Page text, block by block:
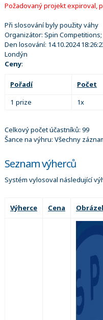
Požadovaný projekt expiroval,
Při slosování byly použity váhy
Organizátor: Spin
Den losování: 14.10.2024
Londýn
Ceny:
Pořadí Počet
1 prize
1x
Celkový počet účastníků: 99
Šance na výhru: Všechny
Seznam výherců
Systém vylosoval následující
Výherce Cena